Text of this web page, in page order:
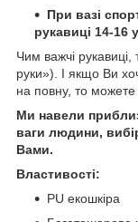
При вазі
рукавиці 14-16
Чим важчі
руки»). І якщо Ви
на повну, то можете
Ми навели
ваги людини,
Вами.
Властивості:
PU екошкіра